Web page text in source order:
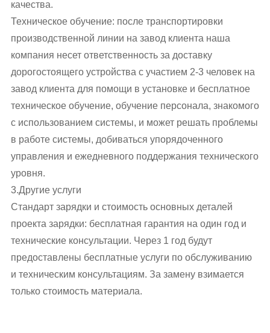
качества.
Техническое обучение: после транспортировки
производственной линии на завод клиента наша
компания несет ответственность за доставку
дорогостоящего устройства с участием 2-3 человек на
завод клиента для помощи в установке и бесплатное
техническое обучение, обучение персонала, знакомого
с использованием системы, и может решать проблемы
в работе системы, добиваться упорядоченного
управления и ежедневного поддержания технического
уровня.
3.Другие услуги
Стандарт зарядки и стоимость основных деталей
проекта зарядки: бесплатная гарантия на один год и
технические консультации. Через 1 год будут
предоставлены бесплатные услуги по обслуживанию
и техническим консультациям. За замену взимается
только стоимость материала.